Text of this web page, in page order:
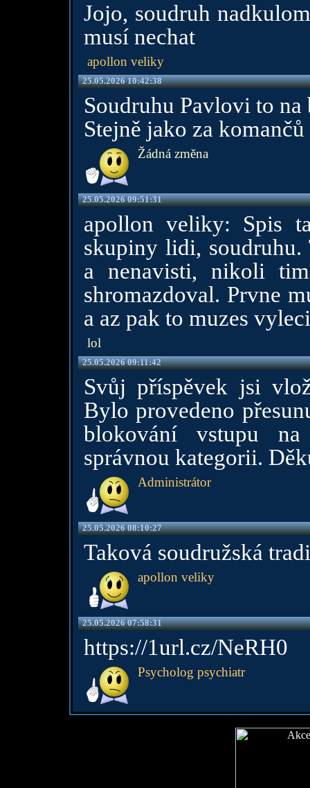
Jojo, soudruh
musí nechat
apollon veliky
25.05.2026 10:42:38
Soudruhu Pavlovi to na
Stejně jako za
Žádná změna
25.05.2026 09:51:31
apollon veliky: Spis
skupiny lidi, soudruhu.
a nenavisti, nikoli
shromazdoval. Prvne
a az pak to muzes
lol
25.05.2026 09:11:42
Svůj příspěvek jsi
Bylo provedeno
blokování vstupu
správnou kategorii.
Administrátor
25.05.2026 08:10:27
Taková soudružská
apollon veliky
25.05.2026 07:58:31
https://1url.cz/NeRH0
Psycholog psychiatr